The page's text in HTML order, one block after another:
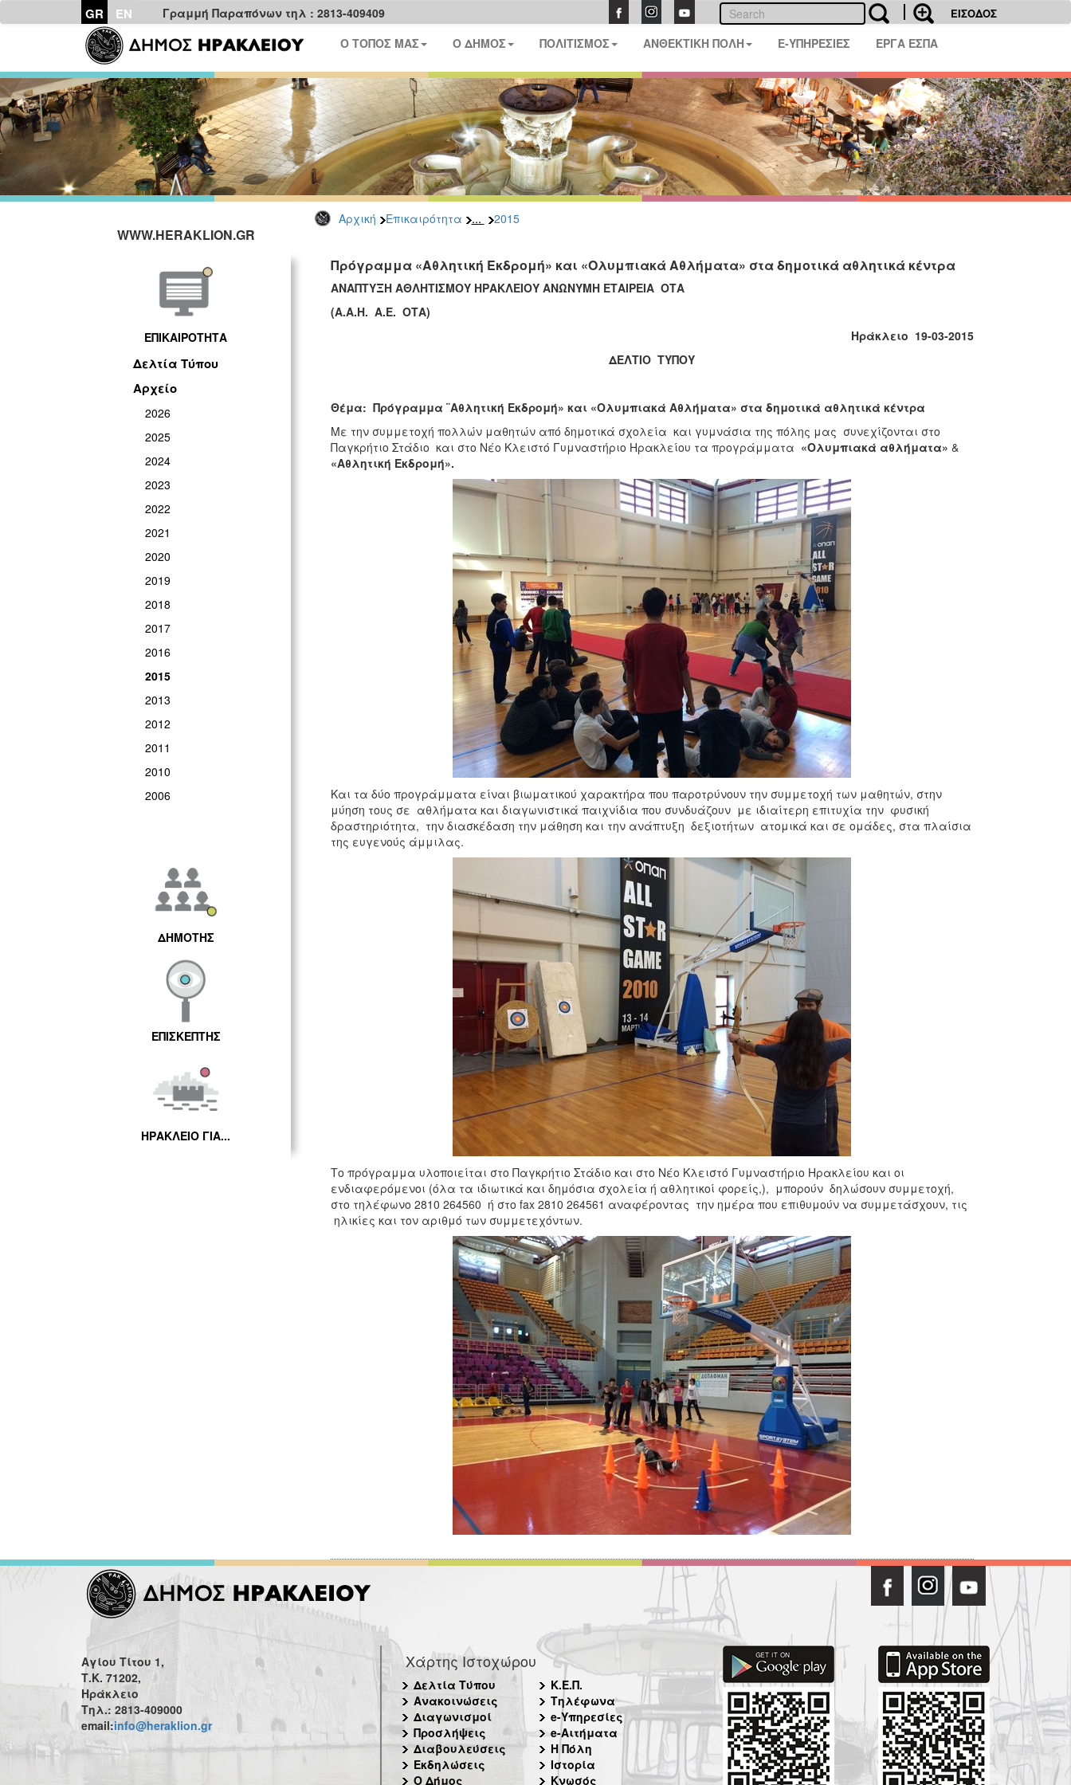
GR EN Γραμμή Παραπόνων τηλ : 2813-409409 ΕΙΣΟΔΟΣ
Ο ΤΟΠΟΣ ΜΑΣ Ο ΔΗΜΟΣ ΠΟΛΙΤΙΣΜΟΣ ΑΝΘΕΚΤΙΚΗ ΠΟΛΗ E-ΥΠΗΡΕΣΙΕΣ ΕΡΓΑ ΕΣΠΑ
Αρχική Επικαιρότητα ... 2015
WWW.HERAKLION.GR
ΕΠΙΚΑΙΡΟΤΗΤΑ
Δελτία Τύπου
Αρχείο
2026
2025
2024
2023
2022
2021
2020
2019
2018
2017
2016
2015
2013
2012
2011
2010
2006
ΔΗΜΟΤΗΣ
ΕΠΙΣΚΕΠΤΗΣ
ΗΡΑΚΛΕΙΟ ΓΙΑ...
Πρόγραμμα «Αθλητική Εκδρομή» και «Ολυμπιακά Αθλήματα» στα δημοτικά αθλητικά κέντρα
ΑΝΑΠΤΥΞΗ ΑΘΛΗΤΙΣΜΟΥ ΗΡΑΚΛΕΙΟΥ ΑΝΩΝΥΜΗ ΕΤΑΙΡΕΙΑ ΟΤΑ
(Α.Α.Η. Α.Ε. ΟΤΑ)
Ηράκλειο 19-03-2015
ΔΕΛΤΙΟ ΤΥΠΟΥ
Θέμα: Πρόγραμμα ¨Αθλητική Εκδρομή» και «Ολυμπιακά Αθλήματα» στα δημοτικά αθλητικά κέντρα
Με την συμμετοχή πολλών μαθητών από δημοτικά σχολεία και γυμνάσια της πόλης μας συνεχίζονται στο
Παγκρήτιο Στάδιο και στο Νέο Κλειστό Γυμναστήριο Ηρακλείου τα προγράμματα «Ολυμπιακά αθλήματα» &
«Αθλητική Εκδρομή».
Και τα δύο προγράμματα είναι βιωματικού χαρακτήρα που παροτρύνουν την συμμετοχή των μαθητών, στην
μύηση τους σε αθλήματα και διαγωνιστικά παιχνίδια που συνδυάζουν με ιδιαίτερη επιτυχία την φυσική
δραστηριότητα, την διασκέδαση την μάθηση και την ανάπτυξη δεξιοτήτων ατομικά και σε ομάδες, στα πλαίσια
της ευγενούς άμμιλας.
Το πρόγραμμα υλοποιείται στο Παγκρήτιο Στάδιο και στο Νέο Κλειστό Γυμναστήριο Ηρακλείου και οι
ενδιαφερόμενοι (όλα τα ιδιωτικά και δημόσια σχολεία ή αθλητικοί φορείς,), μπορούν δηλώσουν συμμετοχή,
στο τηλέφωνο 2810 264560 ή στο fax 2810 264561 αναφέροντας την ημέρα που επιθυμούν να συμμετάσχουν, τις
ηλικίες και τον αριθμό των συμμετεχόντων.
Αγίου Τίτου 1,
Τ.Κ. 71202,
Ηράκλειο
Τηλ.: 2813-409000
email:info@heraklion.gr
Χάρτης Ιστοχώρου
Δελτία Τύπου
Ανακοινώσεις
Διαγωνισμοί
Προσλήψεις
Διαβουλεύσεις
Εκδηλώσεις
Ο Δήμος
Κ.Ε.Π.
Τηλέφωνα
e-Υπηρεσίες
e-Αιτήματα
Η Πόλη
Ιστορία
Κνωσός